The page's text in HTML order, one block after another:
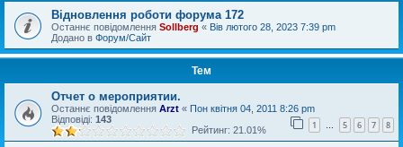
Відновлення роботи форума 172
Останнє повідомлення Sollberg « Вів лютого 28, 2023 7:39 pm
Додано в Форум/Сайт
Тем
Отчет о мероприятии.
Останнє повідомлення Arzt « Пон квітня 04, 2011 8:26 pm
Відповіді: 143 1 … 5 6 7 8
Рейтинг: 21.01%